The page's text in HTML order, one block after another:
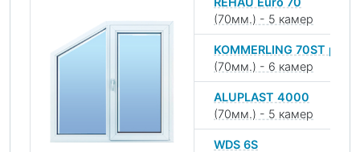
(70мм.) - 5 камер
KOMMERLING 70ST plus
(70мм.) - 6 камер
ALUPLAST 4000
(70мм.) - 5 камер
WDS 6S